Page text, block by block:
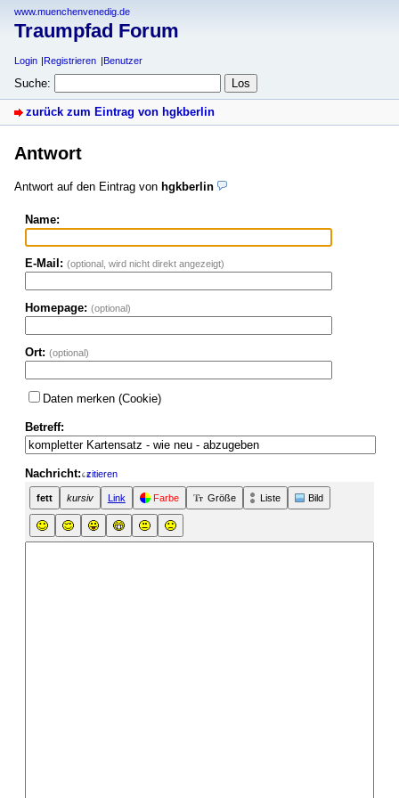
www.muenchenvenedig.de
Traumpfad Forum
Login Registrieren Benutzer
Suche:
zurück zum Eintrag von hgkberlin
Antwort
Antwort auf den Eintrag von hgkberlin
Name:
E-Mail: (optional, wird nicht direkt angezeigt)
Homepage: (optional)
Ort: (optional)
Daten merken (Cookie)
Betreff:
Nachricht: zitieren
fett kursiv Link Farbe Größe Liste Bild